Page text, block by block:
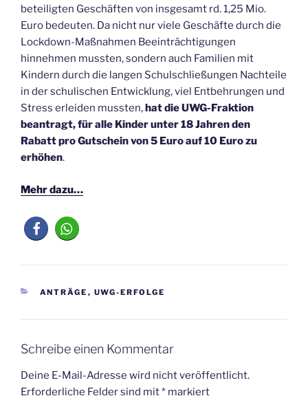
beteiligten Geschäften von insgesamt rd. 1,25 Mio.
Euro bedeuten. Da nicht nur viele Geschäfte durch die
Lockdown-Maßnahmen Beeinträchtigungen
hinnehmen mussten, sondern auch Familien mit
Kindern durch die langen Schulschließungen Nachteile
in der schulischen Entwicklung, viel Entbehrungen und
Stress erleiden mussten,hat die UWG-Fraktion
beantragt, für alle Kinder unter 18 Jahren den
Rabatt pro Gutschein von 5 Euro auf 10 Euro zu
erhöhen.
Mehr dazu…
KATEGORIEN
ANTRÄGE , UWG-ERFOLGE
Schreibe einen Kommentar
Deine E-Mail-Adresse wird nicht veröffentlicht.
Erforderliche Felder sind mit* markiert